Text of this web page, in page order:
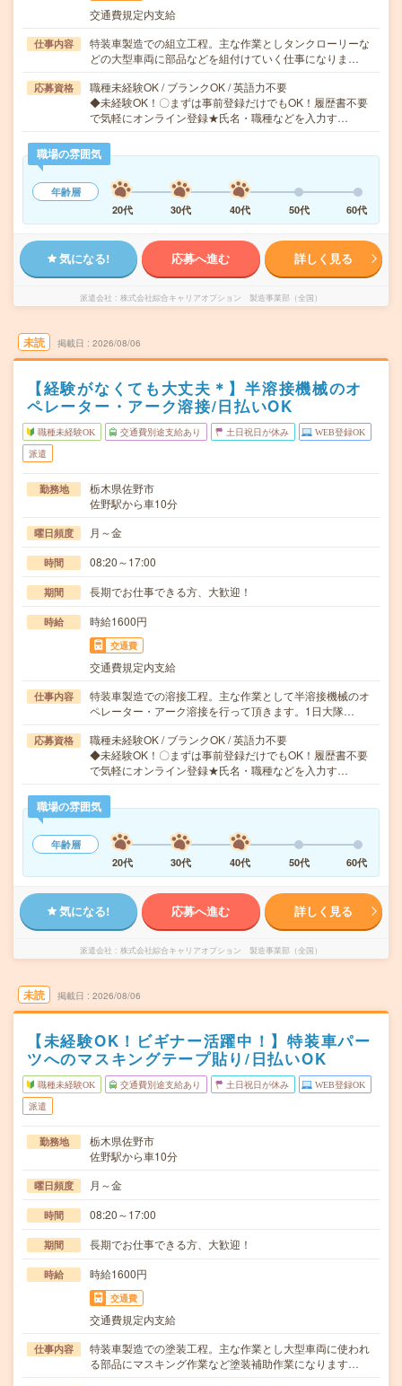
交通費規定内支給
仕事内容
特装車製造での組立工程。主な作業としタンクローリーな
どの大型車両に部品などを組付けていく仕事になりま…
応募資格
職種未経験OK / ブランクOK / 英語力不要
◆未経験OK！〇まずは事前登録だけでもOK！履歴書不要
で気軽にオンライン登録★氏名・職種などを入力す…
職場の雰囲気
年齢層
20代
30代 40代 50代 60代
気になる! 応募へ進む 詳しく見る
派遣会社 株式会社綜合キャリアオプション 製造事業部（全国）
未読 掲載日 2026/08/06
【経験がなくても大丈夫＊】半溶接機械のオ
ペレーター・アーク溶接/日払いOK
職種未経験OK 交通費別途支給あり 土日祝日が休み WEB登録OK
派遣
勤務地
栃木県佐野市
佐野駅から車10分
曜日頻度 月～金
時間 08:20～17:00
期間 長期でお仕事できる方、大歓迎！
時給 時給1600円
交通費
交通費規定内支給
仕事内容
特装車製造での溶接工程。主な作業として半溶接機械のオ
ペレーター・アーク溶接を行って頂きます。1日大隊…
応募資格
職種未経験OK / ブランクOK / 英語力不要
◆未経験OK！〇まずは事前登録だけでもOK！履歴書不要
で気軽にオンライン登録★氏名・職種などを入力す…
職場の雰囲気
年齢層
20代
30代 40代 50代 60代
気になる! 応募へ進む 詳しく見る
派遣会社 株式会社綜合キャリアオプション 製造事業部（全国）
未読 掲載日 2026/08/06
【未経験OK！ビギナー活躍中！】特装車パー
ツへのマスキングテープ貼り/日払いOK
職種未経験OK 交通費別途支給あり 土日祝日が休み WEB登録OK
派遣
勤務地
栃木県佐野市
佐野駅から車10分
曜日頻度 月～金
時間 08:20～17:00
期間 長期でお仕事できる方、大歓迎！
時給 時給1600円
交通費
交通費規定内支給
仕事内容
特装車製造での塗装工程。主な作業とし大型車両に使われ
る部品にマスキング作業など塗装補助作業になります…